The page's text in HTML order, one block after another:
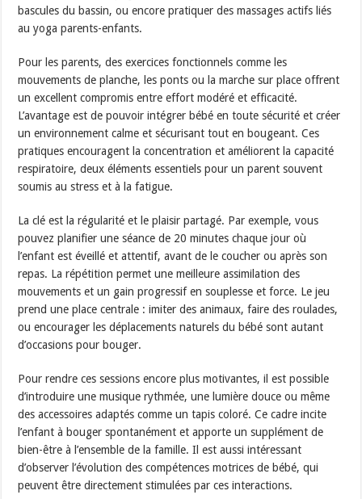
bascules du bassin, ou encore pratiquer des massages actifs liés
au yoga parents-enfants.
Pour les parents, des exercices fonctionnels comme les
mouvements de planche, les ponts ou la marche sur place offrent
un excellent compromis entre effort modéré et efficacité.
L’avantage est de pouvoir intégrer bébé en toute sécurité et créer
un environnement calme et sécurisant tout en bougeant. Ces
pratiques encouragent la concentration et améliorent la capacité
respiratoire, deux éléments essentiels pour un parent souvent
soumis au stress et à la fatigue.
La clé est la régularité et le plaisir partagé. Par exemple, vous
pouvez planifier une séance de 20 minutes chaque jour où
l’enfant est éveillé et attentif, avant de le coucher ou après son
repas. La répétition permet une meilleure assimilation des
mouvements et un gain progressif en souplesse et force. Le jeu
prend une place centrale : imiter des animaux, faire des roulades,
ou encourager les déplacements naturels du bébé sont autant
d’occasions pour bouger.
Pour rendre ces sessions encore plus motivantes, il est possible
d’introduire une musique rythmée, une lumière douce ou même
des accessoires adaptés comme un tapis coloré. Ce cadre incite
l’enfant à bouger spontanément et apporte un supplément de
bien-être à l’ensemble de la famille. Il est aussi intéressant
d’observer l’évolution des compétences motrices de bébé, qui
peuvent être directement stimulées par ces interactions.